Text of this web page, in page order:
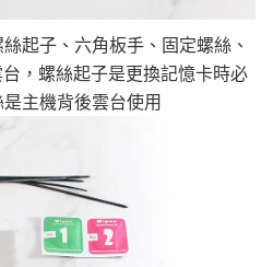
起子、六角板手、固定螺絲、
，螺絲起子是更換記憶卡時必
主機背後雲台使用